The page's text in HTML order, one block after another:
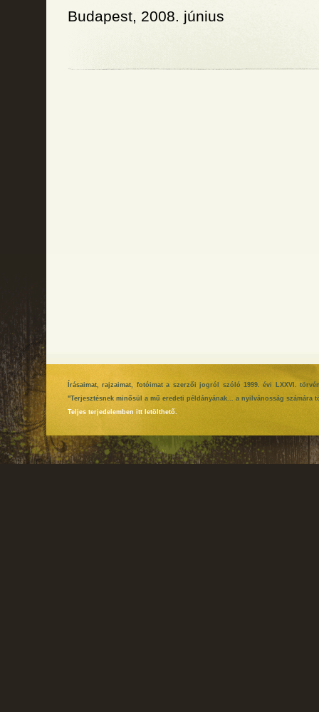
Budapest, 2008. június
Írásaimat, rajzaimat, fotóimat a szerzői jogról szóló 1999. évi LXXVI.
"Terjesztésnek minősül a mű eredeti példányának... a nyilvánosság
Teljes terjedelemben itt letölthető.